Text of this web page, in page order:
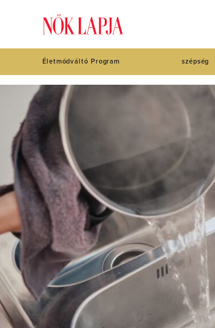
Életmódváltó Program szépség